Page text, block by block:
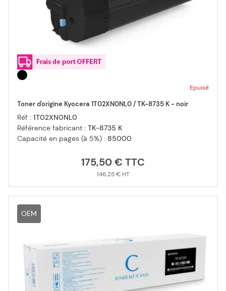
Epuisé
Toner d'origine Kyocera 1T02XN0NL0 / TK-8735 K - noir
Réf : 1T02XN0NL0
Référence fabricant : TK-8735 K
Capacité en pages (à 5%) : 85000
175,50 €
146,25 €
OEM